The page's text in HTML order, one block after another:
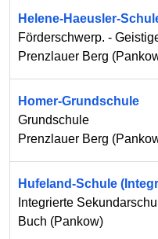
Helene-Haeusler-
Förderschwerp. -
Prenzlauer Berg (
Homer-Grundschule
Grundschule
Prenzlauer Berg (
Hufeland-Schule
Integrierte
Buch (Pankow)